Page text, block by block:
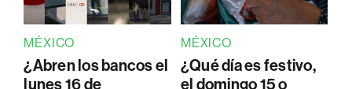
MÉXICO
¿Abren los bancos el
lunes 16 de
MÉXICO
¿Qué día es festivo,
el domingo 15 o